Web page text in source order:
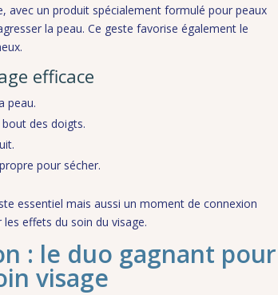
avec un produit spécialement formulé pour peaux
la peau. Ce geste favorise également le
efficace
peau.
des doigts.
pour sécher.
essentiel mais aussi un moment de connexion
effets du soin du visage.
: le duo gagnant pour
visage